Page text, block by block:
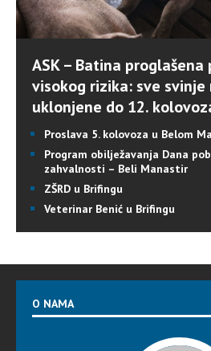
ASK – Batina proglašena
visokog rizika: sve
uklonjene do 12.
Proslava 5. kolovoza u Belom
Program obilježavanja Dana
zahvalnosti – Beli Manastir
ZŠRD u Brifingu
Veterinar Benić u Brifingu
O NAMA